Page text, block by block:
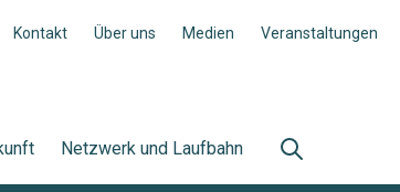
Kontakt Über uns Medien Veranstaltungen
Netzwerk und Laufbahn